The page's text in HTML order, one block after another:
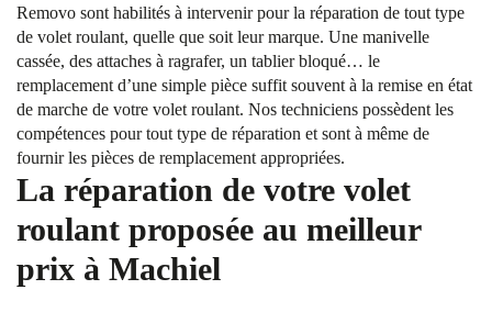
Removo sont habilités à intervenir pour la réparation de tout type
de volet roulant, quelle que soit leur marque. Une manivelle
cassée, des attaches à ragrafer, un tablier bloqué… le
remplacement d’une simple pièce suffit souvent à la remise en état
de marche de votre volet roulant. Nos techniciens possèdent les
compétences pour tout type de réparation et sont à même de
fournir les pièces de remplacement appropriées.
La réparation de votre volet
roulant proposée au meilleur
prix à Machiel